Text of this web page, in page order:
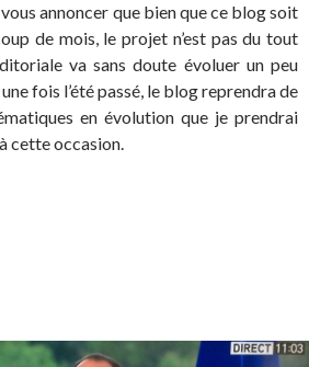
annoncer que bien que ce blog soit
de mois, le projet n’est pas du tout
va sans doute évoluer un peu
fois l’été passé, le blog reprendra de
en évolution que je prendrai
cette occasion.